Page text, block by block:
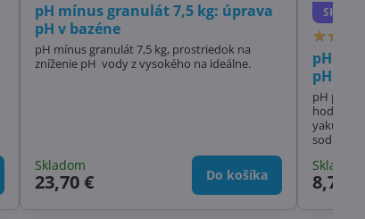
pH mínus granulát 7,5 kg: úprava
pH v bazéne
pH mínus granulát 7,5 kg, prostriedok na
zníženie pH vody z vysokého na ideálne.
Skladom
23,70 € Do košíka
pH
pH
pH plus granulát prípravok na zvýšenie
hodnoty
yakuzi,
sodný.
swimspa.
Skladom
8,71 €